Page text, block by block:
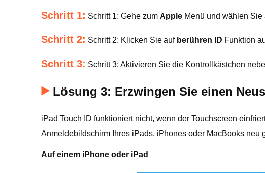
Schritt 1: Schritt 1: Gehe zum Apple Menü und wählen Sie
Schritt 2: Schritt 2: Klicken Sie auf berühren ID Funktion
Schritt 3: Schritt 3: Aktivieren Sie die Kontrollkästchen
Lösung 3: Erzwingen Sie einen
iPad Touch ID funktioniert nicht, wenn der Touchscreen
Anmeldebildschirm Ihres iPads, iPhones oder MacBooks
Auf einem iPhone oder iPad